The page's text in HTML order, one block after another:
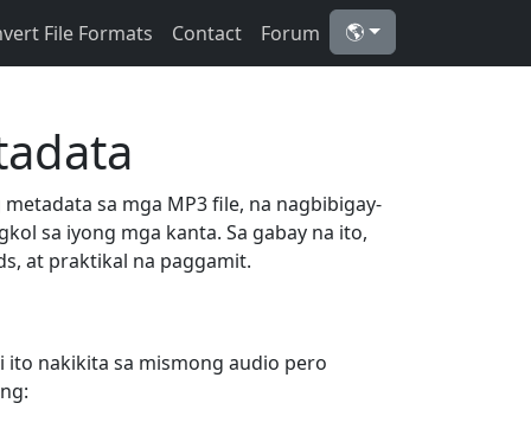
File Formats Contact Forum 🌎
sa mga MP3 file, na nagbibigay-
sa iyong mga kanta. Sa gabay na ito,
at praktikal na paggamit.
ito nakikita sa mismong audio pero